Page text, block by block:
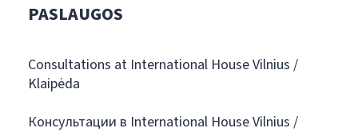
PASLAUGOS
Consultations at International House Vilnius /
Klaipėda
Консультации в International House Vilnius /